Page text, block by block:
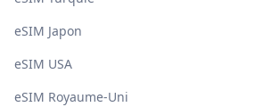
eSIM Japon
eSIM USA
eSIM Royaume-Uni